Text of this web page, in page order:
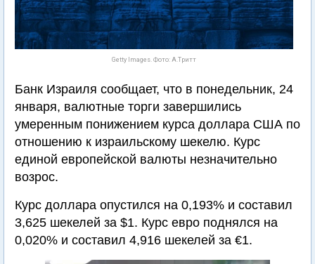
Getty Images. Фото: А.Тритт
Банк Израиля сообщает, что в понедельник, 24
января, валютные торги завершились
умеренным понижением курса доллара США по
отношению к израильскому шекелю. Курс
единой европейской валюты незначительно
возрос.
Курс доллара опустился на 0,193% и составил
3,625 шекелей за $1. Курс евро поднялся на
0,020% и составил 4,916 шекелей за €1.